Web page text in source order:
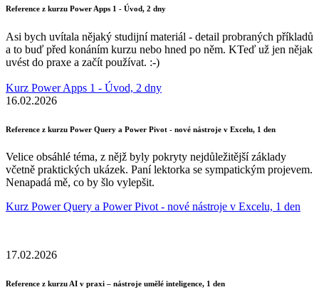
Reference z kurzu Power Apps 1 - Úvod, 2 dny
Asi bych uvítala nějaký studijní materiál - detail probraných příkladů
a to buď před konáním kurzu nebo hned po něm. KTeď už jen nějak
uvést do praxe a začít používat. :-)
Kurz Power Apps 1 - Úvod, 2 dny
16.02.2026
Reference z kurzu Power Query a Power Pivot - nové nástroje v Excelu, 1 den
Velice obsáhlé téma, z nějž byly pokryty nejdůležitější základy
včetně praktických ukázek. Paní lektorka se sympatickým projevem.
Nenapadá mě, co by šlo vylepšit.
Kurz Power Query a Power Pivot - nové nástroje v Excelu, 1 den
17.02.2026
Reference z kurzu AI v praxi – nástroje umělé inteligence, 1 den